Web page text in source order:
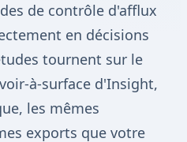
de contrôle d'afflux
en décisions
tournent sur le
à-surface d'Insight,
les mêmes
exports que votre